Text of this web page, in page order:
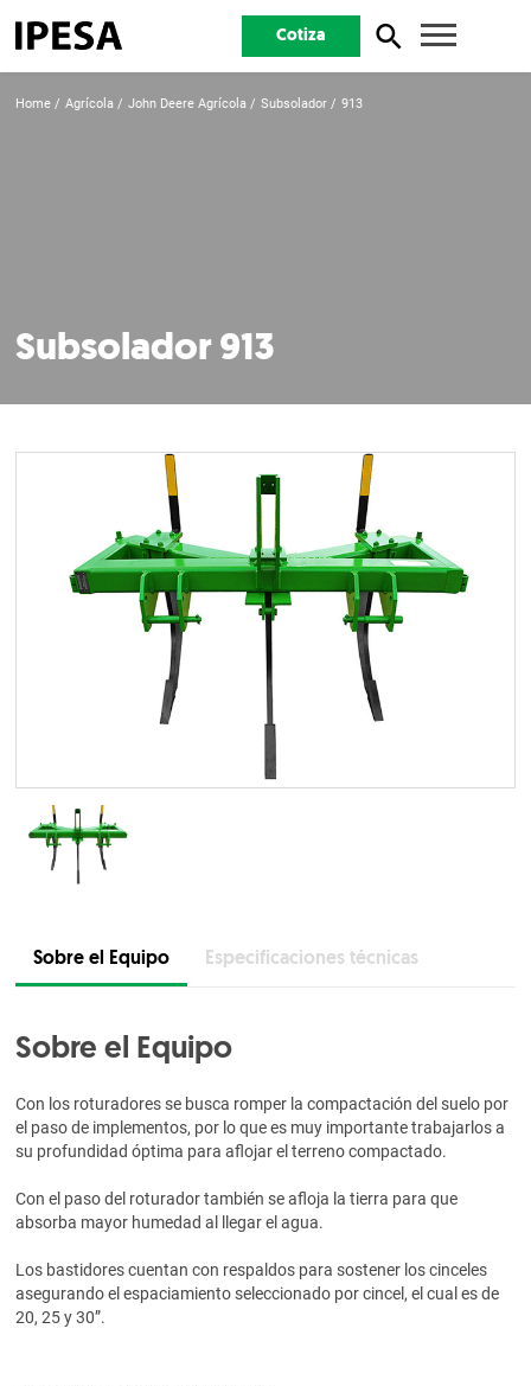
Cotiza
Home Agrícola John Deere Agrícola Subsolador 913
Subsolador 913
Sobre el Equipo Especificaciones técnicas
Sobre el Equipo
Con los roturadores se busca romper la compactación del suelo por
el paso de implementos, por lo que es muy importante trabajarlos a
su profundidad óptima para aflojar el terreno compactado.
Con el paso del roturador también se afloja la tierra para que
absorba mayor humedad al llegar el agua.
Los bastidores cuentan con respaldos para sostener los cinceles
asegurando el espaciamiento seleccionado por cincel, el cual es de
20, 25 y 30”.